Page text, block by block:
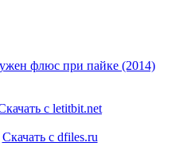
с letitbit.net
Скачать с dfiles.ru